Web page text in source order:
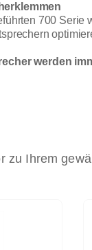
700 Serie
werden
zu Ihrem